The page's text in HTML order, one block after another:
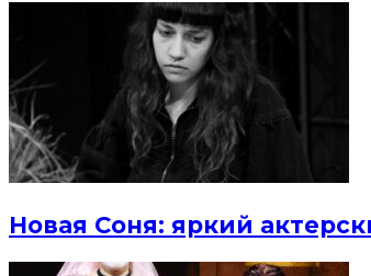
Новая Соня: яркий